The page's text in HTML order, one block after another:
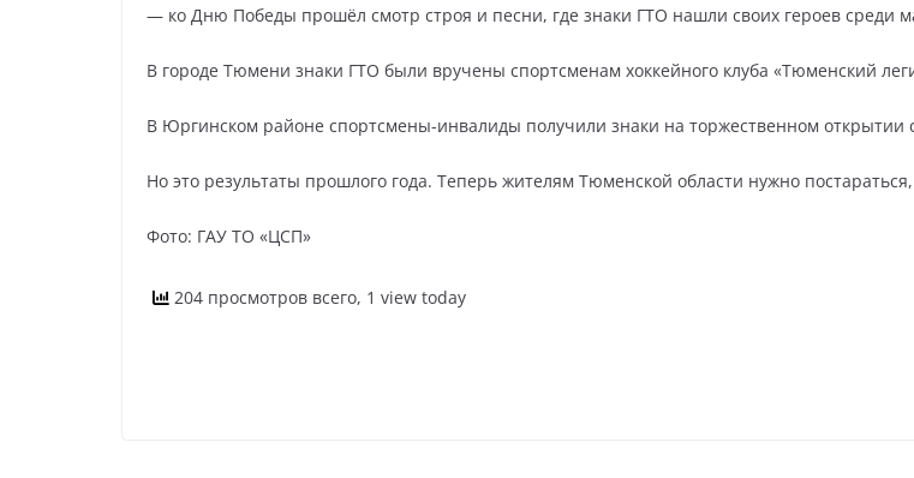
— ко Дню Победы прошёл смотр строя и песни, где знаки ГТО нашли своих героев среди
В городе Тюмени знаки ГТО были вручены спортсменам хоккейного клуба «Тюменский
В Юргинском районе спортсмены-инвалиды получили знаки на торжественном открытии
Но это результаты прошлого года. Теперь жителям Тюменской области нужно
Фото: ГАУ ТО «ЦСП»
204 просмотров всего, 1 view today